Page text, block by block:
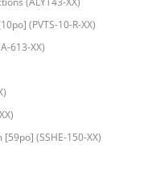
(PVTS-10-R-XX)
613-XX)
(SSHE-150-XX)